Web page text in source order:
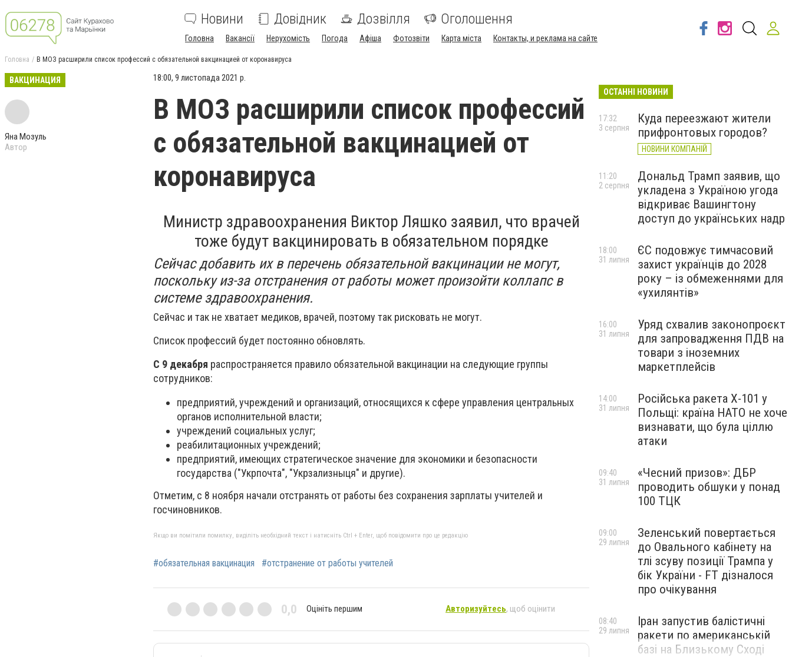
Новини Довідник Дозвілля Оголошення
Головна Вакансії Нерухомість Погода Афіша Фотозвіти Карта міста Контакты, и реклама на сайте
Головна В МОЗ расширили список профессий с обязательной вакцинацией от коронавируса
ВАКЦИНАЦИЯ
Яна Мозуль
Автор
18:00, 9 листопада 2021 р.
В МОЗ расширили список профессий
с обязательной вакцинацией от
коронавируса
Министр здравоохранения Виктор Ляшко заявил, что врачей
тоже будут вакцинировать в обязательном порядке
Сейчас добавить их в перечень обязательной вакцинации не могут,
поскольку из-за отстранения от работы может произойти коллапс в
системе здравоохранения.
Сейчас и так не хватает медиков, врачей, поэтому так рисковать не могут.
Список профессий будет постоянно обновлять.
С 9 декабря распространяется правило обязательной вакцинации на следующие группы
сотрудников:
предприятий, учреждений и организаций, относящихся к сфере управления центральных
органов исполнительной власти;
учреждений социальных услуг;
реабилитационных учреждений;
предприятий, имеющих стратегическое значение для экономики и безопасности
государства ("Укрпочта", "Укрзализныця" и другие).
Отметим, с 8 ноября начали отстранять от работы без сохранения зарплаты учителей и
госчиновников.
Якщо ви помітили помилку, виділіть необхідний текст і натисніть Ctrl + Enter, щоб повідомити про це редакцію
#обязательная вакцинация #отстранение от работы учителей
0,0 Оцініть першим Авторизуйтесь, щоб оцінити
ОСТАННІ НОВИНИ
Куда переезжают жители
прифронтовых городов?
НОВИНИ КОМПАНІЙ
17:32
3 серпня
Дональд Трамп заявив, що
укладена з Україною угода
відкриває Вашингтону
доступ до українських надр
11:20
2 серпня
ЄС подовжує тимчасовий
захист українців до 2028
року – із обмеженнями для
«ухилянтів»
18:00
31 липня
Уряд схвалив законопроєкт
для запровадження ПДВ на
товари з іноземних
маркетплейсів
16:00
31 липня
Російська ракета Х-101 у
Польщі: країна НАТО не хоче
визнавати, що була ціллю
атаки
14:00
31 липня
«Чесний призов»: ДБР
проводить обшуки у понад
100 ТЦК
09:40
31 липня
Зеленський повертається
до Овального кабінету на
тлі зсуву позиції Трампа у
бік України - FT дізналося
про очікування
09:00
29 липня
Іран запустив балістичні
ракети по американській
базі на Близькому Сході
08:40
29 липня